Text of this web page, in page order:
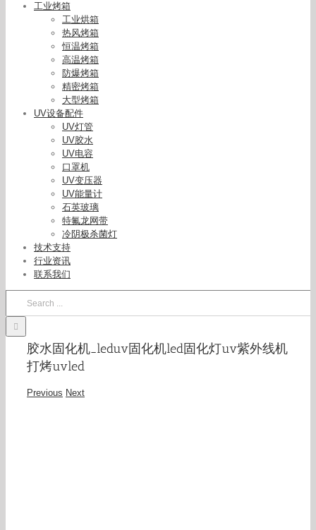
工业烤箱
工业烘箱
热风烤箱
恒温烤箱
高温烤箱
防爆烤箱
精密烤箱
大型烤箱
UV设备配件
UV灯管
UV胶水
UV电容
口罩机
UV变压器
UV能量计
石英玻璃
特氟龙网带
冷阴极杀菌灯
技术支持
行业资讯
联系我们
胶水固化机_leduv固化机led固化灯uv紫外线机
打烤uvled
Previous Next